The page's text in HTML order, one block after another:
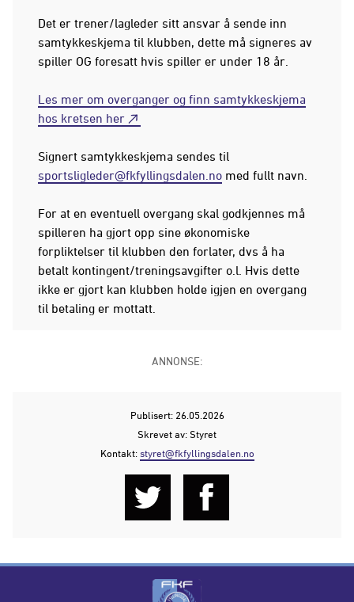
Det er trener/lagleder sitt ansvar å sende inn
samtykkeskjema til klubben, dette må signeres av
spiller OG foresatt hvis spiller er under 18 år.
Les mer om overganger og finn samtykkeskjema
hos kretsen her
Signert samtykkeskjema sendes til
sportsligleder@fkfyllingsdalen.no med fullt navn.
For at en eventuell overgang skal godkjennes må
spilleren ha gjort opp sine økonomiske
forpliktelser til klubben den forlater, dvs å ha
betalt kontingent/treningsavgifter o.l. Hvis dette
ikke er gjort kan klubben holde igjen en overgang
til betaling er mottatt.
ANNONSE:
Publisert: 26.05.2026
Skrevet av: Styret
Kontakt:styret@fkfyllingsdalen.no